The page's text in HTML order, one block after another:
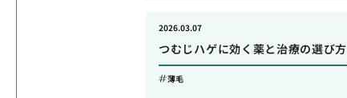
つむじハゲに効く薬と治療の選び方
2026.03.07
薄毛